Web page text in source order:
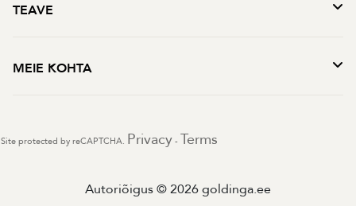
TEAVE
MEIE KOHTA
Site protected by reCAPTCHA. Privacy - Terms
Autoriõigus © 2026 goldinga.ee